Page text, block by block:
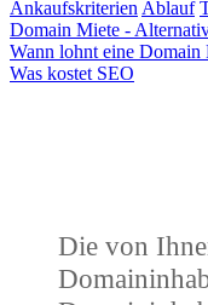
Ankaufskriterien Ablauf
Domain Miete -
Wann lohnt eine Domain
Was kostet SEO
Die von